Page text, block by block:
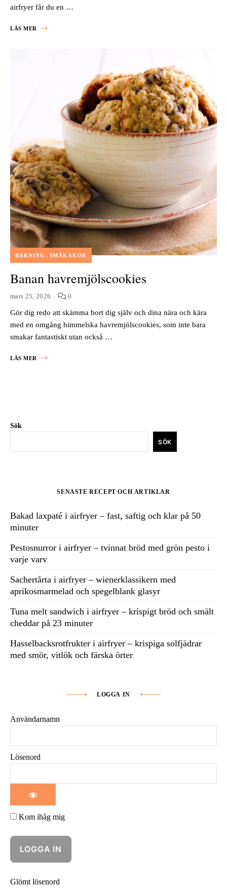
airfryer får du en …
LÄS MER
BAKNING SMÅKAKOR
Banan havremjölscookies
mars 25, 2026 0
Gör dig redo att skämma bort dig själv och dina nära och kära
med en omgång himmelska havremjölscookies, som inte bara
smakar fantastiskt utan också …
LÄS MER
Sök
SÖK
SENASTE RECEPT OCH ARTIKLAR
Bakad laxpaté i airfryer – fast, saftig och klar på 50
minuter
Pestosnurror i airfryer – tvinnat bröd med grön pesto i
varje varv
Sachertårta i airfryer – wienerklassikern med
aprikosmarmelad och spegelblank glasyr
Tuna melt sandwich i airfryer – krispigt bröd och smält
cheddar på 23 minuter
Hasselbacksrotfrukter i airfryer – krispiga solfjädrar
med smör, vitlök och färska örter
LOGGA IN
Användarnamn
Lösenord
Kom ihåg mig
Glömt lösenord